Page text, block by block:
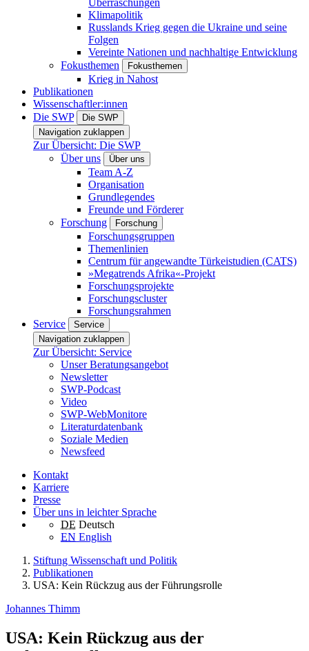
Überraschungen
Klimapolitik
Russlands Krieg gegen die Ukraine und seine
Folgen
Vereinte Nationen und nachhaltige Entwicklung
Fokusthemen
Fokusthemen
Krieg in Nahost
Publikationen
Wissenschaftler:innen
Die SWP
Die SWP
Navigation zuklappen
Zur Übersicht: Die SWP
Über uns
Über uns
Team A-Z
Organisation
Grundlegendes
Freunde und Förderer
Forschung
Forschung
Forschungsgruppen
Themenlinien
Centrum für angewandte Türkeistudien (CATS)
»Megatrends Afrika«-Projekt
Forschungsprojekte
Forschungscluster
Forschungsrahmen
Service
Service
Navigation zuklappen
Zur Übersicht: Service
Unser Beratungsangebot
Newsletter
SWP-Podcast
Video
SWP-WebMonitore
Literaturdatenbank
Soziale Medien
Newsfeed
Kontakt
Karriere
Presse
Über uns in leichter Sprache
DE Deutsch
EN English
Stiftung Wissenschaft und Politik
Publikationen
USA: Kein Rückzug aus der Führungsrolle
Johannes Thimm
USA: Kein Rückzug aus der